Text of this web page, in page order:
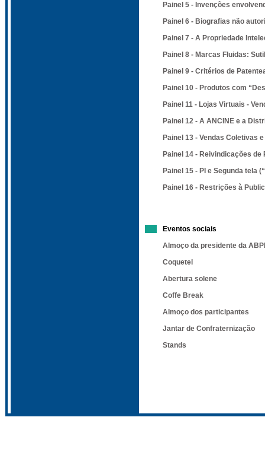
Painel 5 - Invenções
Painel 6 - Biografias não
Painel 7 - A Propriedade
Painel 8 - Marcas Fluidas:
Painel 9 - Critérios de
Painel 10 - Produtos com
Painel 11 - Lojas Virtuais -
Painel 12 - A ANCINE e a
Painel 13 - Vendas Coletivas
Painel 14 - Reivindicações
Painel 15 - PI e Segunda tela
Painel 16 - Restrições à
Eventos sociais
Almoço da presidente da
Coquetel
Abertura solene
Coffe Break
Almoço dos participantes
Jantar de Confraternização
Stands